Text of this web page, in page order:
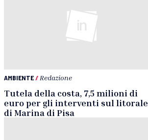
AMBIENTE/ Redazione
Tutela della costa, 7,5 milioni di
euro per gli interventi sul litorale
di Marina di Pisa